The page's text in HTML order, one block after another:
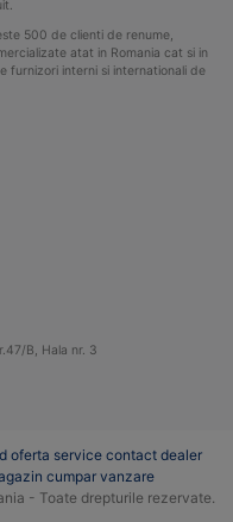
500 de clienti de renume,
atat in Romania cat si in
furnizori interni si internationali de
B, Hala nr. 3
- Toate drepturile rezervate.